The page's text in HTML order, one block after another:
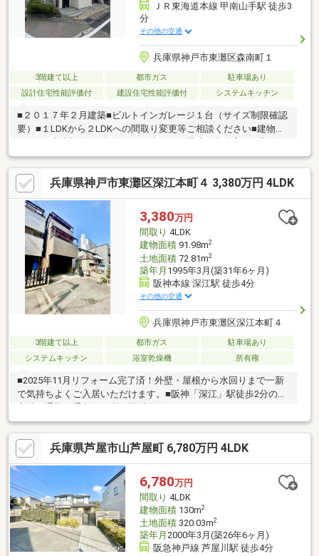
ＪＲ東海道本線 甲南山手駅 徒歩3
分
その他の交通
兵庫県神戸市東灘区森南町１
3階建て以上 都市ガス
駐車場あり
設計住宅性能評価付
建設住宅性能評価付 システムキッチン
■２０１７年２月建築■ビルトインガレージ１台（サイズ制限確認
要）■１LDKから２LDKへの間取り変更等ご相談ください■建物あ
雨水の浸入を防止する部分、給排水管路の補修費用は最大１００
０万円（期間１年）まで、シロアリの被害の補修費用は最大１０
０万円（期間１年）まで保証されます。～LIFE INFORMATION～
■本山第三小学校 約７３０ｍ■本山南中学校 約２３００ｍ■関
西スーパーセルバ店 約１２０ｍ■神戸森郵便局 約３００ｍ■森
公園 約３００ｍ
兵庫県神戸市東灘区深江本町４ 3,380万円 4LDK
3,380万円
間取り 4LDK
建物面積91.98m2
土地面積72.81m2
築年月 1995年3月(築31年6ヶ月)
阪神本線 深江駅 徒歩4分
その他の交通
兵庫県神戸市東灘区深江本町４
3階建て以上 都市ガス
駐車場あり
システムキッチン
浴室乾燥機 所有権
■2025年11月リフォーム完了済！外壁・屋根から水回りまで一新
で気持ちよくご入居いただけます。■阪神「深江」駅徒歩2分の好
（食洗機付）・浴室・洗面・トイレ新調で設備充実！■全室クロ
ス・床張替済！和室も畳・襖張替済で清潔感ある室内です。■駐
車スペース1台分あり＋宅配ボックス新設で利便性も向上していま
す。
兵庫県芦屋市山芦屋町 6,780万円 4LDK
6,780万円
間取り 4LDK
建物面積130m2
土地面積320.03m2
築年月 2000年3月(築26年6ヶ月)
阪急神戸線 芦屋川駅 徒歩4分